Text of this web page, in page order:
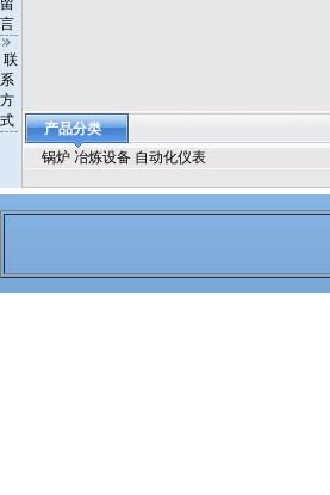
留
言
联
系
方
式
产品分类
锅炉 冶炼设备 自动化仪表